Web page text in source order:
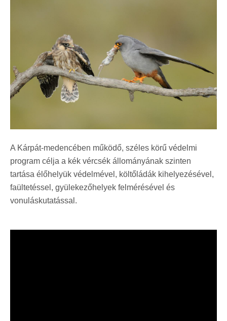
A Kárpát-medencében működő, széles körű védelmi
program célja a kék vércsék állományának szinten
tartása élőhelyük védelmével, költőládák kihelyezésével,
faültetéssel, gyülekezőhelyek felmérésével és
vonuláskutatással.